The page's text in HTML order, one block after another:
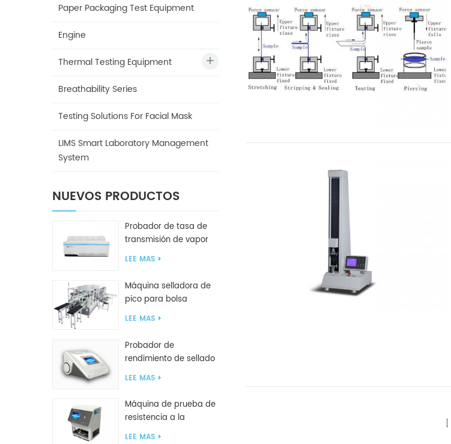
Paper Packaging Test Equipment
Engine
Thermal Testing Equipment
Breathability Series
Testing Solutions For Facial Mask
LIMS Smart Laboratory Management
System
NUEVOS PRODUCTOS
Probador de tasa de
transmisión de vapor
de agua W416 2.0
LEE MAS
Máquina selladora de
pico para bolsa
inclinada GF2600-X
LEE MAS
Probador de
rendimiento de sellado
inteligente GBPI
LEE MAS
Máquina de prueba de
resistencia a la
compresión GBN200G
LEE MAS